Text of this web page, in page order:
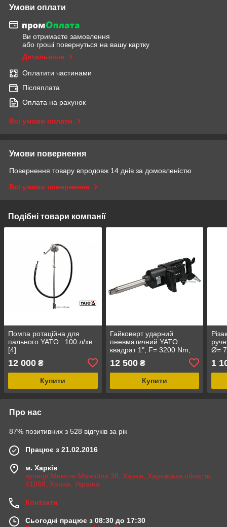
Умови оплати
Ви отримаєте замовлення
або гроші повернуться на вашу картку
Детальніше
Оплатити частинами
Післяплата
Оплата на рахунок
Всі умови оплати
Умови повернення
Повернення товару впродовж 14 днів за домовленістю
Всі умови повернення
Подібні товари компанії
Помпа ротаційна для
пального YATO : 100 л/хв
[4]
12 000 ₴
Купити
Гайковерт ударний
пневматичний YATO:
квадрат 1", F= 3200 Nm,
355 л/хв [1/21]
12 500₴
Купити
Ø=
1
Про нас
87% позитивних з 528 відгуків за рік
Працює з 21.02.2016
м. Харків
вулиця Миколи Манойла 38, Харків, Харківська область,
61068, Харків, Україна
Контакти
Сьогодні працює з 08:30 до 17:30